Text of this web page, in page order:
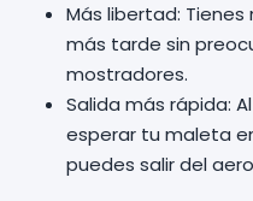
Más libertad:
más tarde sin
mostradores.
Salida más rápida:
esperar tu maleta
puedes salir del